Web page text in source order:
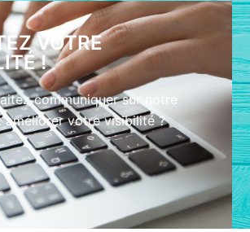
VOTRE
!
communiquer sur notre
améliorer votre visibilité ?